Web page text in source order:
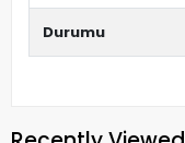
Durumu